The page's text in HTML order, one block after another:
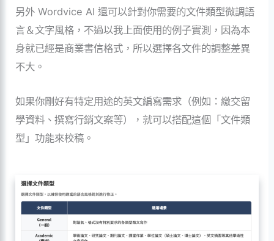
另外 Wordvice AI 還可以針對你需要的文件類型微調語
言＆文字風格，不過以我上面使用的例子實測，因為本
身就已經是商業書信格式，所以選擇各文件的調整差異
不大。
如果你剛好有特定用途的英文編寫需求（例如：繳交留
學資料、撰寫行銷文案等），就可以搭配這個「文件類
型」功能來校稿。